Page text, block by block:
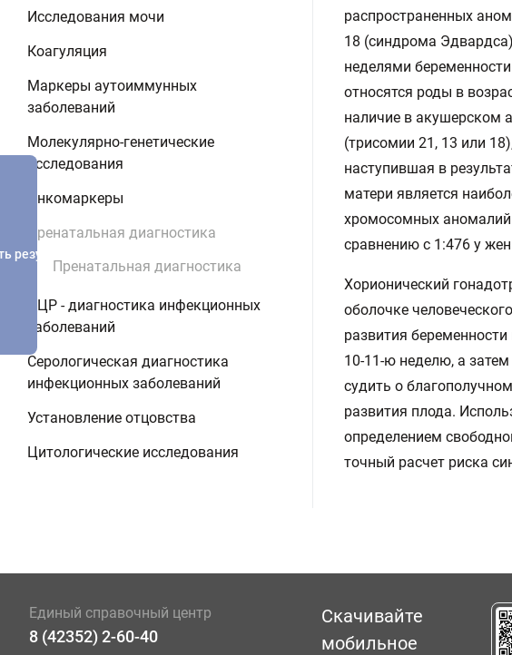
Исследования мочи
Коагуляция
Маркеры аутоиммунных
заболеваний
Молекулярно-генетические
исследования
Онкомаркеры
Пренатальная диагностика
Пренатальная диагностика
ПЦР - диагностика инфекционных
заболеваний
Серологическая диагностика
инфекционных заболеваний
Установление отцовства
Цитологические исследования
распространенных
18 (синдрома
неделями
относятся роды в
наличие в акушерском
(трисомии 21, 13 или
наступившая в
матери является
хромосомных аномалий
сравнению с 1:476 у
Хорионический
оболочке
развития
10-11-ю неделю, а
судить о
развития плода.
определением
точный расчет риска
результатов
Единый справочный центр
8 (42352) 2-60-40
Скачивайте
мобильное